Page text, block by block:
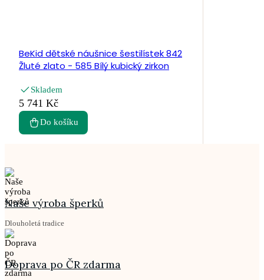
BeKid dětské náušnice šestilístek 842
Žluté zlato - 585 Bílý kubický zirkon
Skladem
5 741 Kč
Do košíku
Naše výroba šperků
Dlouholetá tradice
Doprava po ČR zdarma